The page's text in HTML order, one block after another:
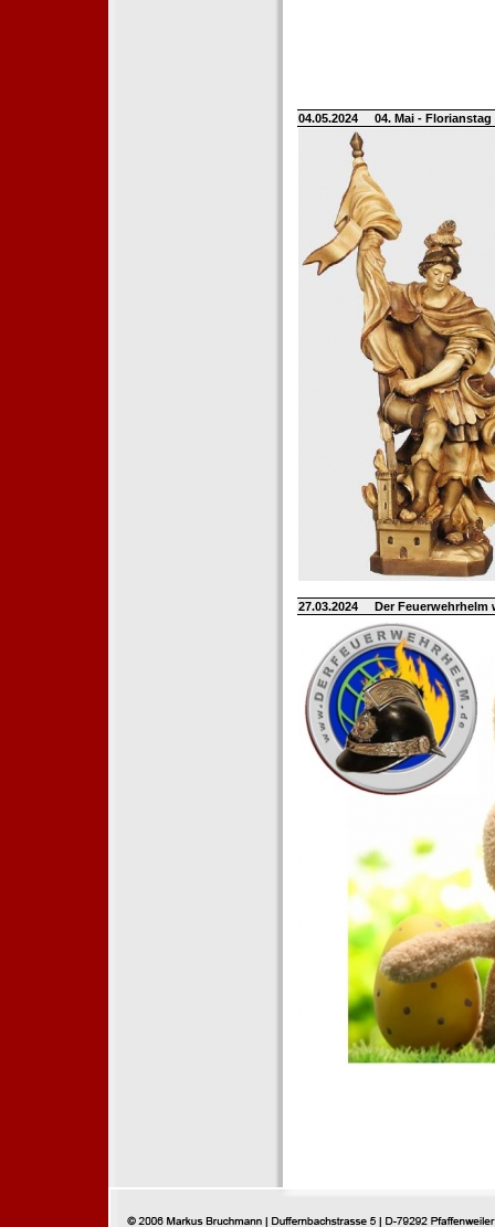
04.05.2024 04. Mai -
27.03.2024 Der